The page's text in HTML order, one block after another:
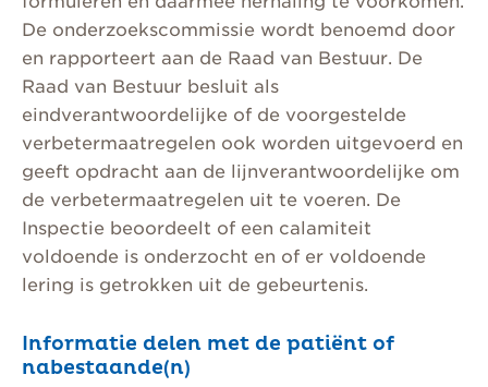
De onderzoekscommissie wordt benoemd door
en rapporteert aan de Raad van Bestuur. De
Raad van Bestuur besluit als
eindverantwoordelijke of de voorgestelde
verbetermaatregelen ook worden uitgevoerd en
geeft opdracht aan de lijnverantwoordelijke om
de verbetermaatregelen uit te voeren. De
Inspectie beoordeelt of een calamiteit
voldoende is onderzocht en of er voldoende
lering is getrokken uit de gebeurtenis.
Informatie delen met de patiënt of
nabestaande(n)